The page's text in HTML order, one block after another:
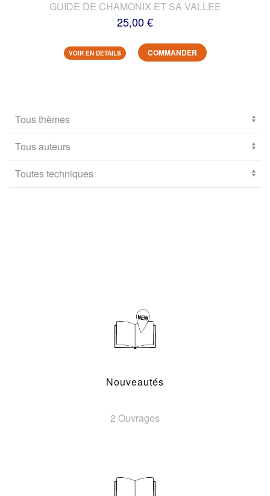
GUIDE DE CHAMONIX ET SA VALLEE
25,00 €
VOIR EN DETAILS COMMANDER
Nouveautés
2 Ouvrages